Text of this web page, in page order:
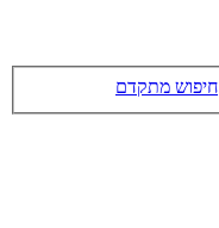
חיפוש מתקדם